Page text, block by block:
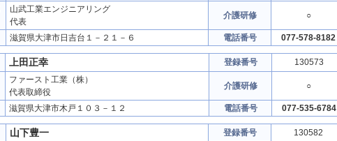
山武工業エンジニアリング
代表
介護研修 ○
滋賀県大津市日吉台１－２１－６ 電話番号 077-578-8182
上田正幸 登録番号
130573
ファースト工業（株）
代表取締役
介護研修 ○
滋賀県大津市木戸１０３－１２ 電話番号 077-535-6784
山下豊一 登録番号
130582